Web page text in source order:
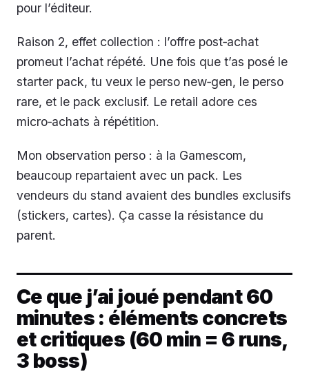
pour l’éditeur.
Raison 2, effet collection : l’offre post‑achat
promeut l’achat répété. Une fois que t’as posé le
starter pack, tu veux le perso new‑gen, le perso
rare, et le pack exclusif. Le retail adore ces
micro‑achats à répétition.
Mon observation perso : à la Gamescom,
beaucoup repartaient avec un pack. Les
vendeurs du stand avaient des bundles exclusifs
(stickers, cartes). Ça casse la résistance du
parent.
Ce que j’ai joué pendant 60
minutes : éléments concrets
et critiques (60 min = 6 runs,
3 boss)